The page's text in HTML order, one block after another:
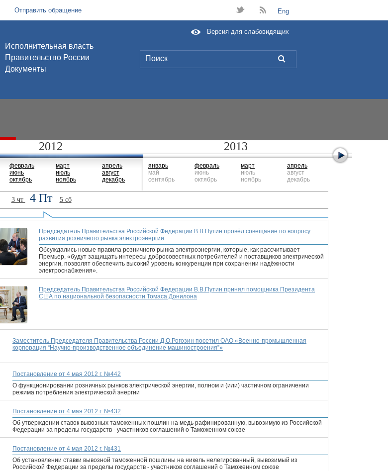
Отправить обращение t B Eng
Исполнительная власть
Правительство России
Документы
L
Версия для слабовидящих
2012
февраль
июнь
октябрь
март
июль
ноябрь
апрель
август
декабрь
2013
январь
май
сентябрь
февраль
июнь
октябрь
март
июль
ноябрь
апрель
август
декабрь
3 чт 4 Пт 5 сб
Председатель Правительства Российской Федерации В.В.Путин провёл совещание по вопросу
развития розничного рынка электроэнергии
Обсуждались новые правила розничного рынка электроэнергии, которые, как рассчитывает
Премьер, «будут защищать интересы добросовестных потребителей и поставщиков электрической
энергии, позволят обеспечить высокий уровень конкуренции при сохранении надёжности
электроснабжения».
Председатель Правительства Российской Федерации В.В.Путин принял помощника Президента
США по национальной безопасности Томаса Донилона
Заместитель Председателя Правительства России Д.О.Рогозин посетил ОАО «Военно-промышленная
корпорация “Научно-производственное объединение машиностроения”»
Постановление от 4 мая 2012 г. №442
О функционировании розничных рынков электрической энергии, полном и (или) частичном ограничении
режима потребления электрической энергии
Постановление от 4 мая 2012 г. №432
Об утверждении ставок вывозных таможенных пошлин на медь рафинированную, вывозимую из Российской
Федерации за пределы государств - участников соглашений о Таможенном союзе
Постановление от 4 мая 2012 г. №431
Об установлении ставки вывозной таможенной пошлины на никель нелегированный, вывозимый из
Российской Федерации за пределы государств - участников соглашений о Таможенном союзе